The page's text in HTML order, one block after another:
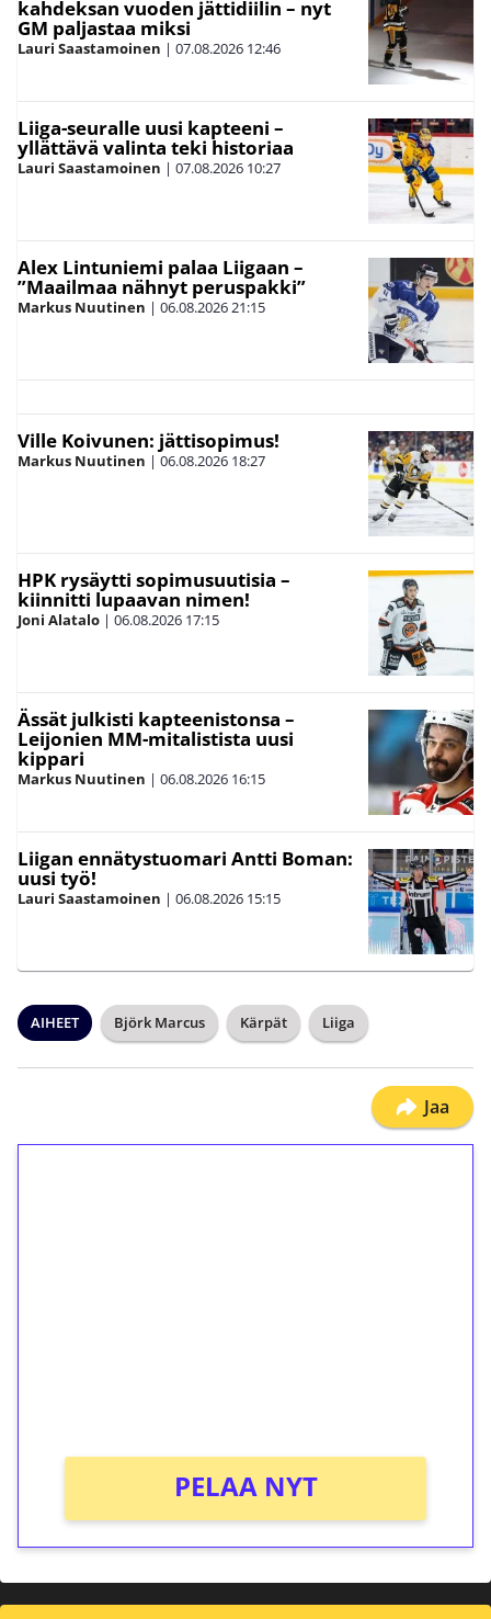
kahdeksan vuoden jättidiilin – nyt
GM paljastaa miksi
Lauri Saastamoinen | 07.08.2026 12:46
Liiga-seuralle uusi kapteeni –
yllättävä valinta teki historiaa
Lauri Saastamoinen | 07.08.2026 10:27
Alex Lintuniemi palaa Liigaan –
”Maailmaa nähnyt peruspakki”
Markus Nuutinen | 06.08.202621:15
Ville Koivunen: jättisopimus!
Markus Nuutinen | 06.08.2026 18:27
HPK rysäytti sopimusuutisia –
kiinnitti lupaavan nimen!
Joni Alatalo | 06.08.2026 17:15
Ässät julkisti kapteenistonsa –
Leijonien MM-mitalistista uusi
kippari
Markus Nuutinen | 06.08.2026 16:15
Liigan ennätystuomari Antti Boman:
uusi työ!
Lauri Saastamoinen | 06.08.2026 15:15
AIHEET Björk Marcus Kärpät Liiga
Jaa
PELAA NYT